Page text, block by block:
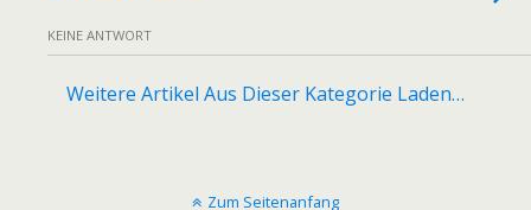
KEINE ANTWORT
Weitere Artikel Aus Dieser Kategorie Laden…
Zum Seitenanfang